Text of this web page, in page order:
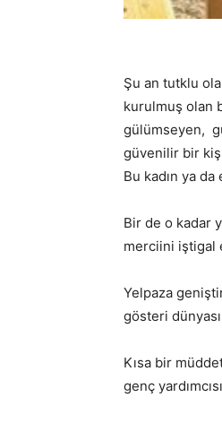
Şu an tutklu
kurulmuş olan
gülümseyen,
güvenilir bir
Bu kadın ya
Bir de o kadar
merciini iştigal
Yelpaza
gösteri
Kısa bir
genç